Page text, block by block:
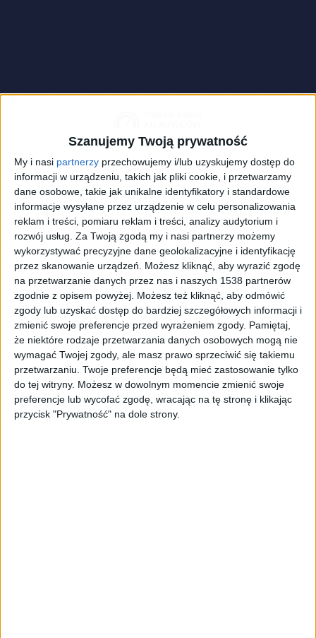
Szanujemy Twoją prywatność
My i nasi partnerzy przechowujemy i/lub uzyskujemy dostęp do
informacji w urządzeniu, takich jak pliki cookie, i przetwarzamy
dane osobowe, takie jak unikalne identyfikatory i standardowe
informacje wysyłane przez urządzenie w celu personalizowania
reklam i treści, pomiaru reklam i treści, analizy audytorium i
rozwój usług. Za Twoją zgodą my i nasi partnerzy możemy
wykorzystywać precyzyjne dane geolokalizacyjne i identyfikację
przez skanowanie urządzeń. Możesz kliknąć, aby wyrazić zgodę
na przetwarzanie danych przez nas i naszych 1538 partnerów
zgodnie z opisem powyżej. Możesz też kliknąć, aby odmówić
zgody lub uzyskać dostęp do bardziej szczegółowych informacji i
zmienić swoje preferencje przed wyrażeniem zgody. Pamiętaj,
że niektóre rodzaje przetwarzania danych osobowych mogą nie
wymagać Twojej zgody, ale masz prawo sprzeciwić się takiemu
przetwarzaniu. Twoje preferencje będą mieć zastosowanie tylko
do tej witryny. Możesz w dowolnym momencie zmienić swoje
preferencje lub wycofać zgodę, wracając na tę stronę i klikając
przycisk "Prywatność" na dole strony.
Permakultura daje owoce i warzywa bez chemii, co korzystnie
wpływa na stan naszego zdrowia. Foto:shutterstock.com/Anuta23
W dzisiejszych czasach zdecydowana większość
koncernów motoryzacyjnych stawia na ekologię i
walkę z globalnym ociepleniem. Wielu producentów
dąży do zmniejszenia emisji gazów cieplarnianych
i stosuje odnawialne źródła energii. Na nietypowy
pomysł wpadli pracownicy Toyoty, którzy produkując
samochody, jednocześnie dbają o to, aby w
pobliskich szklarniach urosły dorodne pomidory i
truskawki. Ten krok przyczynił się do wypełnienia